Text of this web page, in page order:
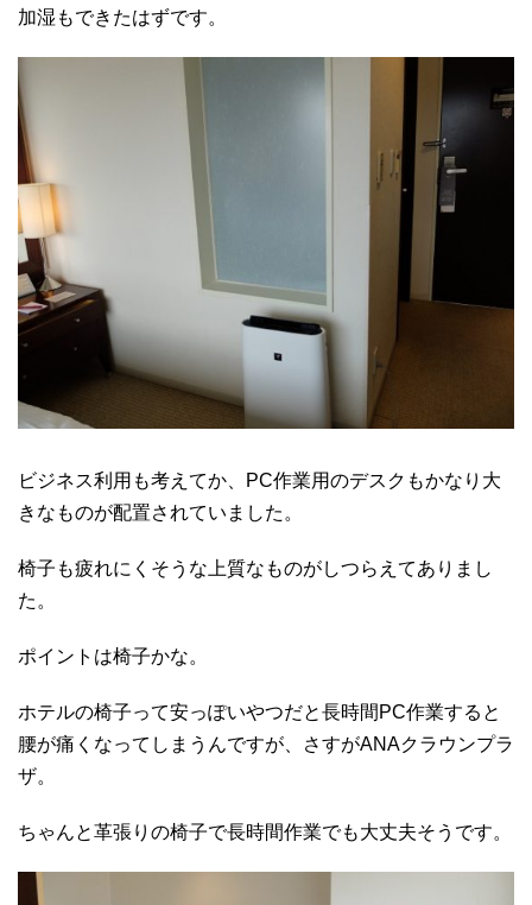
加湿もできたはずです。
ビジネス利用も考えてか、PC作業用のデスクもかなり大
きなものが配置されていました。
椅子も疲れにくそうな上質なものがしつらえてありまし
た。
ポイントは椅子かな。
ホテルの椅子って安っぽいやつだと長時間PC作業すると
腰が痛くなってしまうんですが、さすがANAクラウンプラ
ザ。
ちゃんと革張りの椅子で長時間作業でも大丈夫そうです。